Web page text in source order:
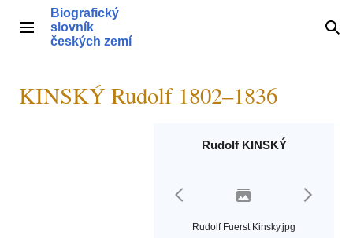
obsahHlavní menu
Biografický
slovník
českých zemí
KINSKÝ Rudolf 1802–1836
Rudolf KINSKÝ
Rudolf Fuerst Kinsky.jpg